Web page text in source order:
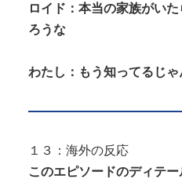
ロイド：本当の家族がい
ろうな
わたし：もう知ってるじ
１３：海外の反応
このエピソードのディテー